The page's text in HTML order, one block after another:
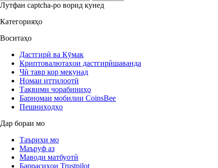
Лутфан captcha-ро ворид кунед
Категорияҳо
Воситаҳо
Дастгирӣ ва Кӯмак
Криптовалютаҳои дастгирӣшаванда
Чӣ тавр кор мекунад
Номаи иттилоотӣ
Тақвими чорабиниҳо
Барномаи мобилии CoinsBee
Пешниҳодҳо
Дар бораи мо
Таърихи мо
Маъруф аз
Маводи матбуотӣ
Баррасиҳои Trustpilot